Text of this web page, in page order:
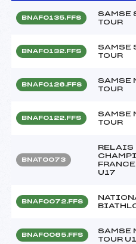
BNAF0135.FFS
SAMSE
TOUR
BNAF0132.FFS
SAMSE
TOUR
BNAF0126.FFS
SAMSE
TOUR
BNAF0122.FFS
SAMSE
TOUR
BNAT0073
RELAIS
U17
BNAF0072.FFS
BNAF0065.FFS
SAMSE
TOUR